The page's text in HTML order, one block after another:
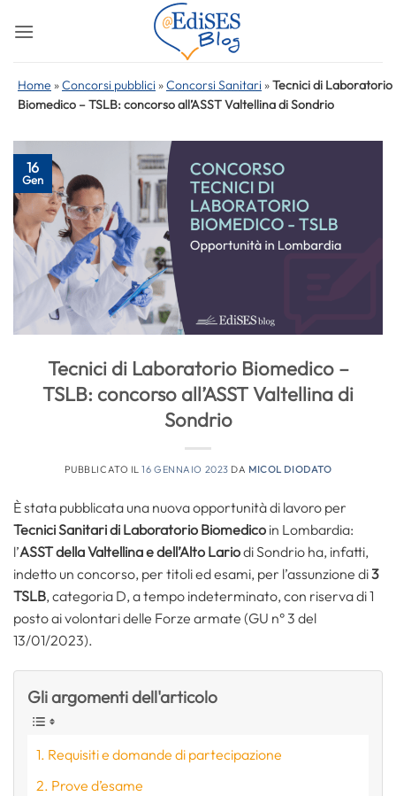
Home »Concorsi pubblici »Concorsi Sanitari »Tecnici di Laboratorio
Biomedico – TSLB: concorso all’ASST Valtellina di Sondrio
16
Gen
Tecnici di Laboratorio Biomedico –
TSLB: concorso all’ASST Valtellina di
Sondrio
PUBBLICATO IL16 GENNAIO 2023 DA MICOL DIODATO
È stata pubblicata una nuova opportunità di lavoro per
Tecnici Sanitari di Laboratorio Biomedico in Lombardia:
l’ASST della Valtellina e dell’Alto Lariodi Sondrio ha, infatti,
indetto un concorso, per titoli ed esami, per l’assunzione di3
TSLB, categoria D, a tempo indeterminato, con riserva di 1
posto ai volontari delle Forze armate (GU n° 3 del
13/01/2023).
Gli argomenti dell'articolo
Requisiti e domande di partecipazione
Prove d’esame